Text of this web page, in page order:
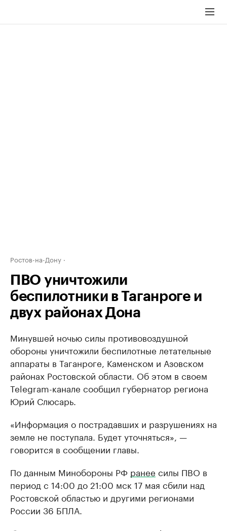
Ростов-на-Дону
ПВО уничтожили
беспилотники в Таганроге и
двух районах Дона
Минувшей ночью силы противовоздушной
обороны уничтожили беспилотные летательные
аппараты в Таганроге, Каменском и Азовском
районах Ростовской области. Об этом в своем
Telegram-канале сообщил губернатор региона
Юрий Слюсарь.
«Информация о пострадавших и разрушениях на
земле не поступала. Будет уточняться», —
говорится в сообщении главы.
По данным Минобороны РФ ранее силы ПВО в
период с 14:00 до 21:00 мск 17 мая сбили над
Ростовской областью и другими регионами
России 36 БПЛА.